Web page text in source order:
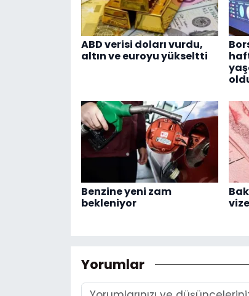
ABD verisi doları vurdu,
altın ve euroyu yükseltti
Benzine yeni zam
bekleniyor
Yorumlar